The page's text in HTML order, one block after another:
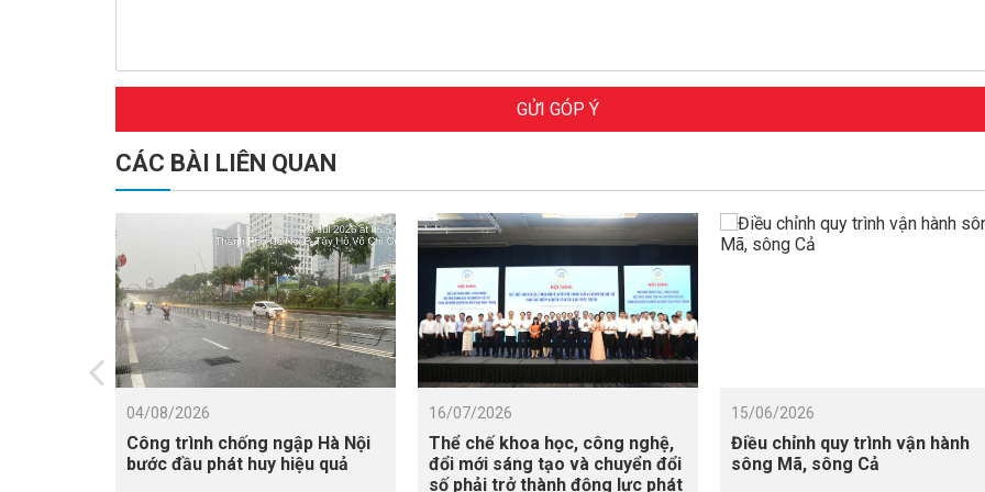
GỬI GÓP Ý
CÁC BÀI LIÊN QUAN
04/08/2026
Công trình chống ngập Hà Nội
bước đầu phát huy hiệu quả
16/07/2026
Thể chế khoa học, công nghệ,
đổi mới sáng tạo và chuyển đổi
số phải trở thành động lực phát
15/06/2026
Điều chỉnh quy trình vận hành
sông Mã, sông Cả